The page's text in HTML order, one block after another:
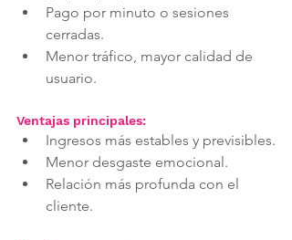
Pago por minuto o sesiones
cerradas.
Menor tráfico, mayor calidad de
usuario.
Ventajas principales:
Ingresos más estables y previsibles.
Menor desgaste emocional.
Relación más profunda con el
cliente.